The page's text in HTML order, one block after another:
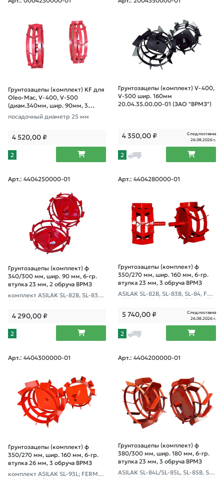
Грунтозацепы (комплект) KF для
Oleo-Mac, V-400, V-500
(диам.340мм, шир. 90мм, 3
посадочный диаметр 25 мм
4 520,00₽
2
Грунтозацепы (комплект) V-400,
V-500 шир. 160мм
20.04.35.00.00-01 (ЗАО "ВРМЗ")
4 350,00₽
След.поставка
26.08.2026 г.
2
Арт.: 4404250000-01
Грунтозацепы (комплект) ф
340/300 мм, шир. 90 мм, 6-гр.
втулка 23 мм, 2 обруча ВРМЗ
комплект ASILAK SL-82B, SL-83B,
SL-84, FERMER FM-643, FM-653M
-8PR-0.1
4 290,00₽
2
Арт.: 4404280000-01
Грунтозацепы (комплект) ф
350/270 мм, шир. 160 мм, 6-гр.
втулка 23 мм, 3 обруча ВРМЗ
ASILAK SL-82B, SL-83B, SL-84, FER
MER FM-643, FM-653M(K), FM-70
0.2
5 740,00₽
След.поставка
26.08.2026 г.
2
Арт.: 4404300000-01
Грунтозацепы (комплект) ф
350/270 мм, шир. 160 мм, 6-гр.
втулка 26 мм, 3 обруча ВРМЗ
комплект ASILAK SL-93L; FERMER
FM-702MSL/PRO-SL, FM-909MSL
Арт.: 4404200000-01
Грунтозацепы (комплект) ф
380/300 мм, шир. 180 мм, 6-гр.
втулка 23 мм, 3 обруча ВРМЗ
ASILAK SL-84L/SL-85L, SL-85B, SL-
86, SL-87L Fermer FM-808MXL FM